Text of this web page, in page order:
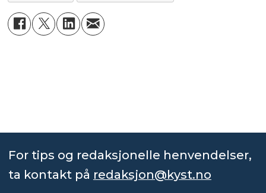
For tips og redaksjonelle henvendelser,
ta kontakt på redaksjon@kyst.no